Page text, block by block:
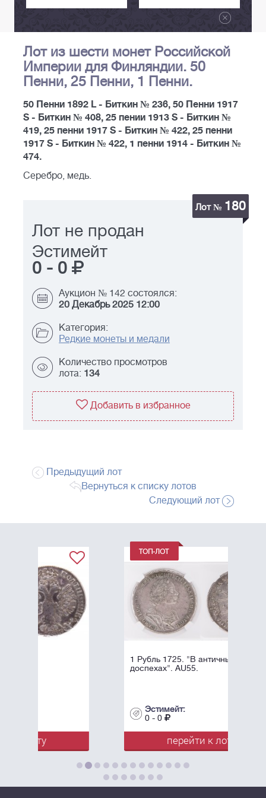
Лот из шести монет Российской
Империи для Финляндии. 50
Пенни, 25 Пенни, 1 Пенни.
50 Пенни 1892 L - Биткин № 236, 50 Пенни 1917
S - Биткин № 408, 25 пении 1913 S - Биткин №
419, 25 пенни 1917 S - Биткин № 422, 25 пенни
1917 S - Биткин № 422, 1 пенни 1914 - Биткин №
474.
Серебро, медь.
Лот № 180
Лот не продан
Эстимейт
0 - 0
Аукцион № 142 состоялся:
20 Декабрь 2025 12:00
Категория:
Редкие монеты и медали
Количество просмотров
лота: 134
Добавить в избранное
Предыдущий лот
Вернуться к списку лотов
Следующий лот
1 Рубль 1725. "В античных
доспехах". AU55.
перейти к лоту